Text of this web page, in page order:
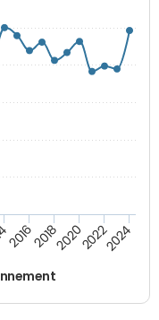
20162018202020222024